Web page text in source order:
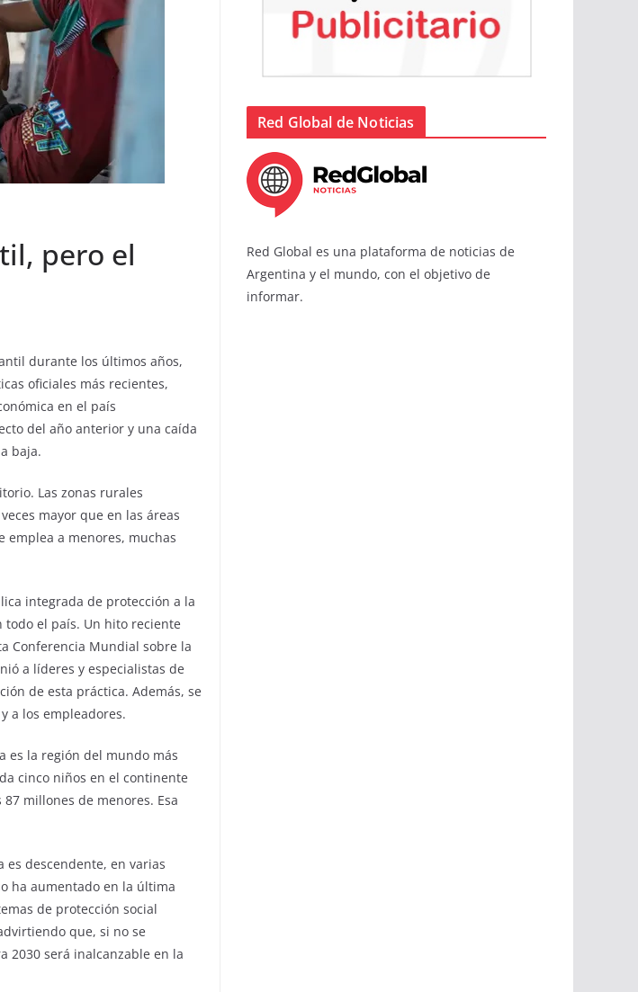
pero el
durante los últimos años,
oficiales más recientes,
en el país
del año anterior y una caída
baja.
Las zonas rurales
mayor que en las áreas
emplea a menores, muchas
integrada de protección a la
todo el país. Un hito reciente
Conferencia Mundial sobre la
a líderes y especialistas de
de esta práctica. Además, se
a los empleadores.
es la región del mundo más
cinco niños en el continente
millones de menores. Esa
descendente, en varias
ha aumentado en la última
de protección social
que, si no se
2030 será inalcanzable en la
Red Global de Noticias
Red Global es una plataforma de noticias de
Argentina y el mundo, con el objetivo de
informar.